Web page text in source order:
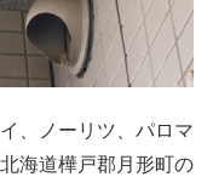
、ノーリツ、パロマ
海道樺戸郡月形町の